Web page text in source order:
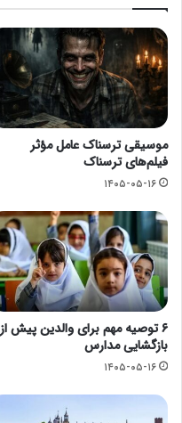
موسیقی ترسناک عامل مؤثر
فیلم‌های ترسناک
۱۴۰۵-۰۵-۱۶
۶ توصیه مهم برای والدین پیش از
بازگشایی مدارس
۱۴۰۵-۰۵-۱۶